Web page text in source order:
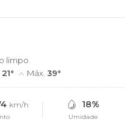
limpo
21° Máx.39°
km/h 18%
Umidade